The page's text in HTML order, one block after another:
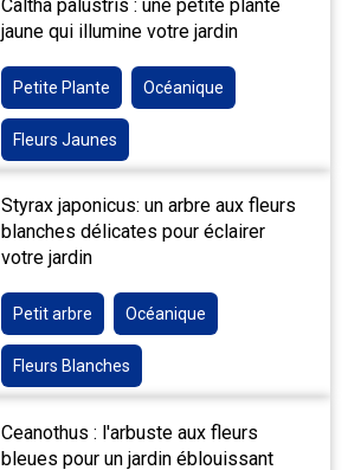
Caltha palustris : une petite plante
jaune qui illumine votre jardin
Petite Plante Océanique
Fleurs Jaunes
Styrax japonicus: un arbre aux fleurs
blanches délicates pour éclairer
votre jardin
Petit arbre Océanique
Fleurs Blanches
Ceanothus : l'arbuste aux fleurs
bleues pour un jardin éblouissant